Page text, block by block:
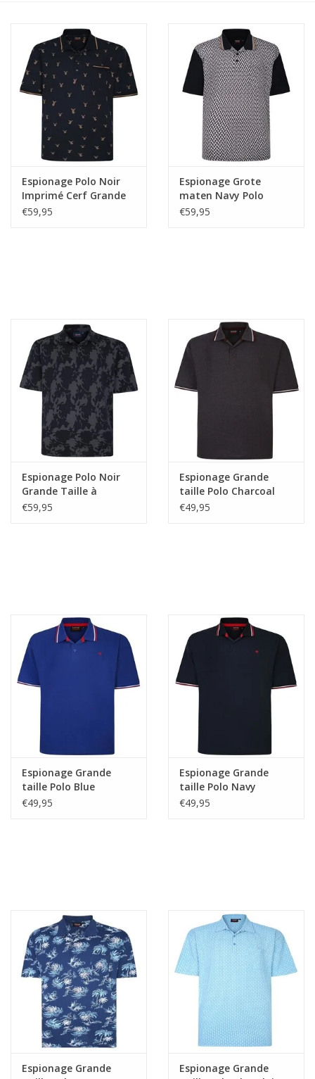
Espionage Polo Noir
Imprimé Cerf Grande
Taille
€59,95
Espionage Grote
maten Navy Polo
Geometric Print
€59,95
Espionage Polo Noir
Grande Taille à
Imprimé Camouflage
€59,95
Espionage Grande
taille Polo Charcoal
€49,95
Espionage Grande
taille Polo Blue
€49,95
Espionage Grande
taille Polo Navy
€49,95
Espionage Grande
Espionage Grande